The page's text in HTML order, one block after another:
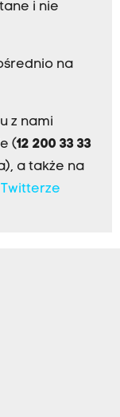
i nie
na
z nami
(12 200 33 33
a także na
Twitterze